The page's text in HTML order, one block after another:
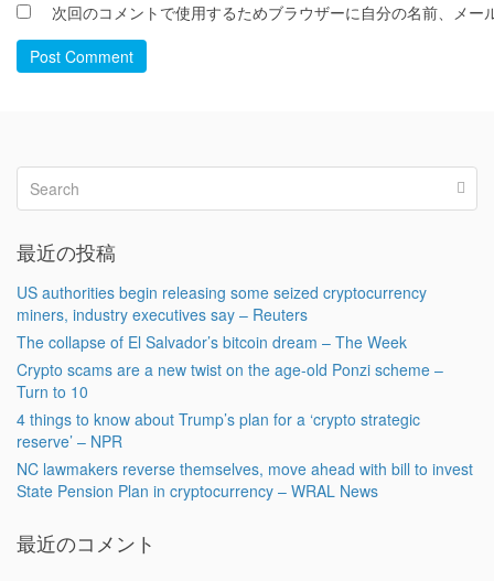
次回のコメントで使用するためブラウザーに自分の名前、メー
Post Comment
最近の投稿
US authorities begin releasing some seized cryptocurrency
miners, industry executives say – Reuters
The collapse of El Salvador’s bitcoin dream – The Week
Crypto scams are a new twist on the age-old Ponzi scheme –
Turn to 10
4 things to know about Trump’s plan for a ‘crypto strategic
reserve’ – NPR
NC lawmakers reverse themselves, move ahead with bill to invest
State Pension Plan in cryptocurrency – WRAL News
最近のコメント